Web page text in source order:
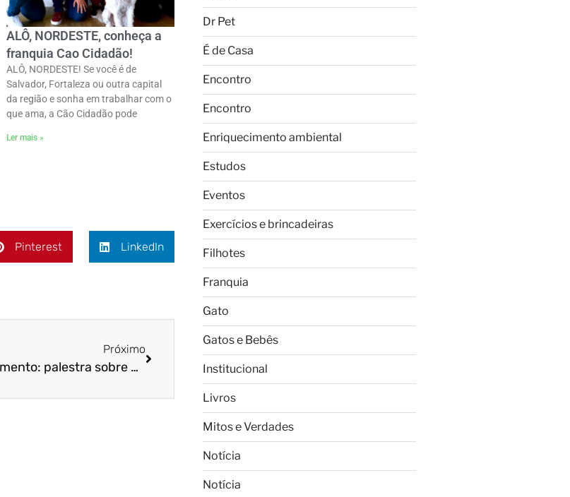
ALÔ, NORDESTE, conheça a
franquia Cao Cidadão!
ALÔ, NORDESTE! Se você é de
Salvador, Fortaleza ou outra capital
da região e sonha em trabalhar com o
que ama, a Cão Cidadão pode
Ler mais »
Pinterest LinkedIn
Próximo
Dicas de Adestramento: palestra sobre medos e fobias na Pet Center Marginal
Dr Pet
É de Casa
Encontro
Encontro
Enriquecimento ambiental
Estudos
Eventos
Exercícios e brincadeiras
Filhotes
Franquia
Gato
Gatos e Bebês
Institucional
Livros
Mitos e Verdades
Notícia
Notícia